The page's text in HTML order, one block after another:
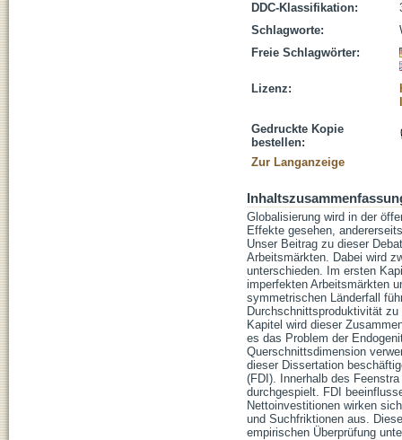
DDC-Klassifikation:
Schlagworte:
Freie Schlagwörter:
Lizenz:
Gedruckte Kopie
bestellen:
Zur Langanzeige
Globalisierung wird in der
Effekte gesehen,
Unser Beitrag zu dieser
Arbeitsmärkten. Dabei wird
unterschieden. Im ersten
imperfekten Arbeitsmärkten
symmetrischen Länderfall
Durchschnittsproduktivität
Kapitel wird dieser
es das Problem der
Querschnittsdimension
dieser Dissertation
(FDI). Innerhalb des
durchgespielt. FDI
Nettoinvestitionen wirken
und Suchfriktionen aus.
empirischen Überprüfung